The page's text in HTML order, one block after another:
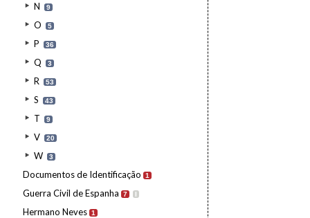
N 9
O 5
P 36
Q 3
R 53
S 43
T 9
V 20
W 3
Documentos de Identificação 1
Guerra Civil de Espanha 7 I
Hermano Neves 1